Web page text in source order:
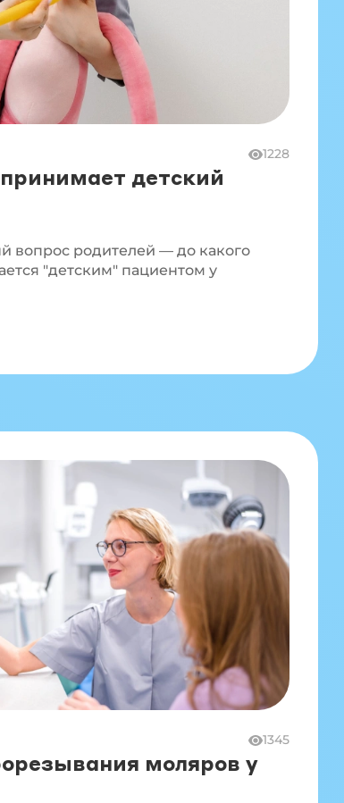
1228
детский
вопрос родителей — до какого
"детским" пациентом у
1345
моляров у